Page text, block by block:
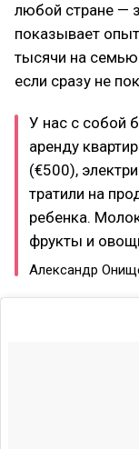
любой стране —
показывает
тысячи на
если сразу не
У нас с собой
аренду
(€500),
тратили на
ребенка.
фрукты и
Александр